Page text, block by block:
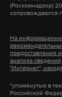
— А вы его
курируют
прежде
посмотреть
проживают
раз
уже
подходить к
точки
(Роскомнадзор)
сопровождаются
На
предоставления
анализа
"Интернет",
*упомянутые в
Российской